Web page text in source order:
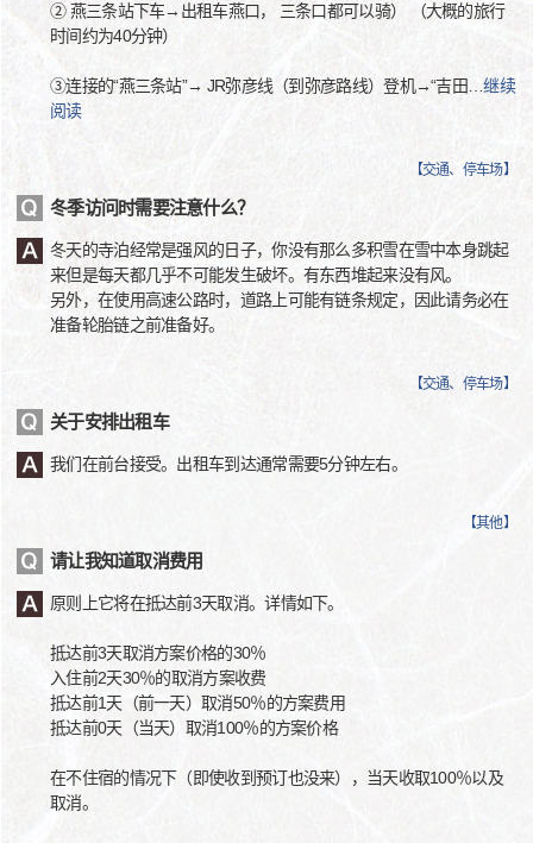
② 燕三条站下车→出租车燕口， 三条口都可以骑） （大概的旅行
时间约为40分钟）
③连接的“燕三条站”→ JR弥彦线（到弥彦路线）登机→“吉田 …继续
阅读
【交通、停车场】
冬季访问时需要注意什么？
冬天的寺泊经常是强风的日子，你没有那么多积雪在雪中本身跳起
来但是每天都几乎不可能发生破坏。有东西堆起来没有风。
另外，在使用高速公路时，道路上可能有链条规定，因此请务必在
准备轮胎链之前准备好。
【交通、停车场】
关于安排出租车
我们在前台接受。出租车到达通常需要5分钟左右。
【其他】
请让我知道取消费用
原则上它将在抵达前3天取消。详情如下。
抵达前3天取消方案价格的30％
入住前2天30％的取消方案收费
抵达前1天（前一天）取消50％的方案费用
抵达前0天（当天）取消100％的方案价格
在不住宿的情况下（即使收到预订也没来），当天收取100％以及
取消。